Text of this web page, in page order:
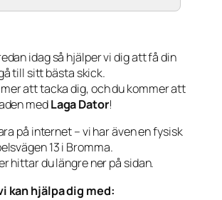
idag så hjälper vi dig att få din
till sitt bästa skick.
att tacka dig, och du kommer att
medLaga Dator!
på internet – vi har även en fysisk
13 i Bromma.
hittar du längre ner på sidan.
kan hjälpa dig med: